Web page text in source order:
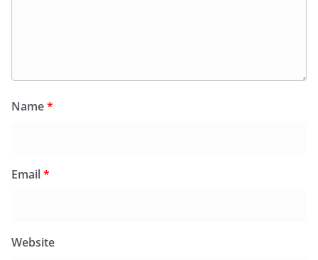
Name*
Email*
Website